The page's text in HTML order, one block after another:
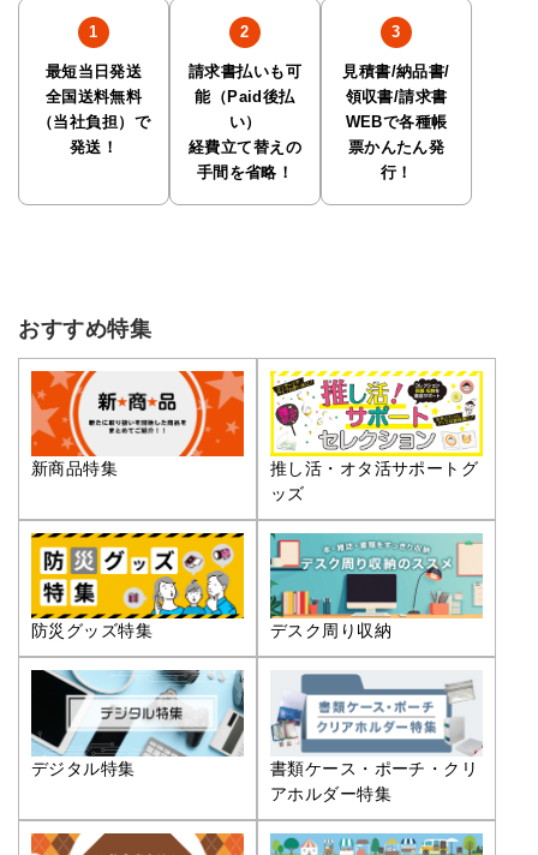
最短当日発送
全国送料無料
（当社負担）で
発送！
請求書払いも可
能（Paid後払
い）
経費立て替えの
手間を省略！
見積書/納品書/
領収書/請求書
WEBで各種帳
票かんたん発
行！
おすすめ特集
新商品特集
推し活・オタ活サポートグ
ッズ
防災グッズ特集 デスク周り収納
デジタル特集
書類ケース・ポーチ・クリ
アホルダー特集